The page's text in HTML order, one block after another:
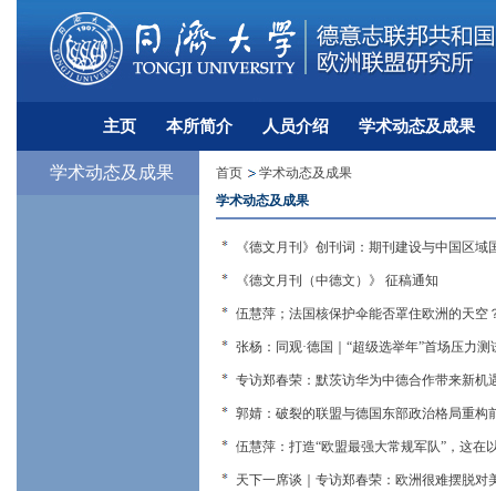
主页 本所简介 人员介绍 学术动态及成果
学术动态及成果 首页
学术动态及成果
学术动态及成果
《德文月刊》创刊词：期刊建设与中国区
《德文月刊（中德文）》 征稿通知
伍慧萍；法国核保护伞能否罩住欧洲的天空
张杨：同观·德国｜“超级选举年”首场压力
专访郑春荣：默茨访华为中德合作带来新机
郭婧：破裂的联盟与德国东部政治格局重构
伍慧萍：打造“欧盟最强大常规军队”，这在
天下一席谈｜专访郑春荣：欧洲很难摆脱对